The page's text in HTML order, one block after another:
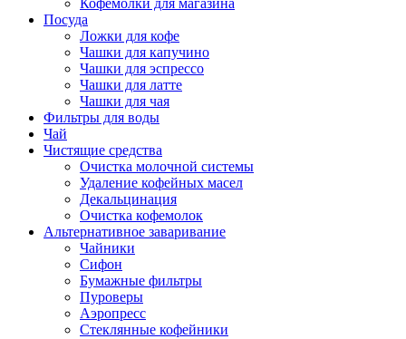
Кофемолки для магазина
Посуда
Ложки для кофе
Чашки для капучино
Чашки для эспрессо
Чашки для латте
Чашки для чая
Фильтры для воды
Чай
Чистящие средства
Очистка молочной системы
Удаление кофейных масел
Декальцинация
Очистка кофемолок
Альтернативное заваривание
Чайники
Сифон
Бумажные фильтры
Пуроверы
Аэропресс
Стеклянные кофейники